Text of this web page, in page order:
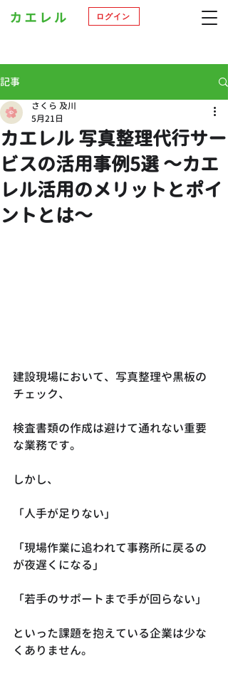
ログイン
記事
カエレル 写真整理代行サー
ビスの活用事例5選 ～カエ
レル活用のメリットとポイ
ントとは～
さくら 及川
5月21日
建設現場において、写真整理や黒板の
チェック、
検査書類の作成は避けて通れない重要
な業務です。
しかし、
「人手が足りない」
「現場作業に追われて事務所に戻るの
が夜遅くになる」
「若手のサポートまで手が回らない」
といった課題を抱えている企業は少な
くありません。